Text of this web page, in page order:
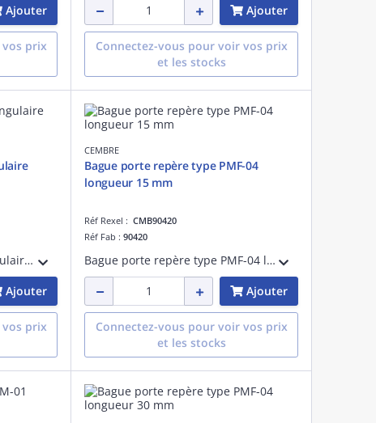
Ajouter
prix
Ajouter
Connectez-vous pour voir vos prix
et les stocks
Etiquette signalétique triangulaire éclair 100 mm
Ajouter
prix
CEMBRE
Bague porte repère type PMF-04
longueur 15 mm
Réf Rexel : CMB90420
Réf Fab : 90420
Bague porte repère type PMF-04 longueur 15 mm
Ajouter
Connectez-vous pour voir vos prix
et les stocks